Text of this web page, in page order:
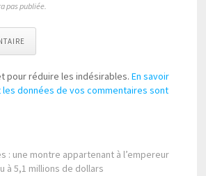
pas publiée.
pour réduire les indésirables.En savoir
les données de vos commentaires sont
: une montre appartenant à l’empereur
à 5,1 millions de dollars